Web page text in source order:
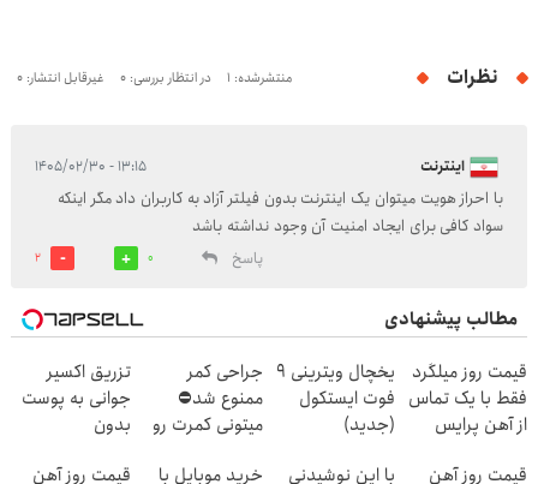
نظرات منتشرشده: 1 در انتظار بررسی: 0 غیرقابل انتشار: 0
اینترنت ۱۳:۱۵ - ۱۴۰۵/۰۲/۳۰
با احراز هویت میتوان یک اینترنت بدون فیلتر آزاد به کاربران داد مگر اینکه
سواد کافی برای ایجاد امنیت آن وجود نداشته باشد
پاسخ
0
2
مطالب پیشنهادی
قیمت روز میلگرد
فقط با یک تماس
از آهن پرایس
یخچال ویترینی 9
فوت ایستکول
(جدید)
جراحی کمر
ممنوع شد⛔
میتونی کمرت رو
کنی! 👈🏻
تزریق اکسیر
جوانی به پوست
بدون
قیمت روز آهن
با این نوشیدنی خرید موبایل با قیمت روز آهن